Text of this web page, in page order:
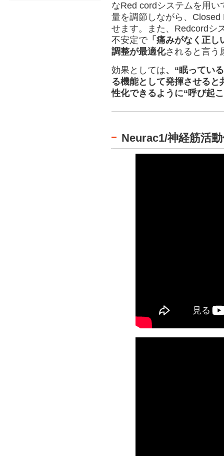
なRed cordシステムを用
量を調節しながら、
せます。また、Redcordシ
不安定で「痛みがなく正し
調整が最適化されると言う
効果としては、“眠ってい
る機能として発揮させる
性化できるように“呼び起
Neurac1/神経筋活